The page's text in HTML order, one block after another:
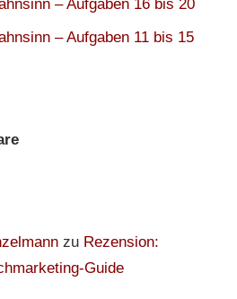
– Aufgaben 16 bis 20
– Aufgaben 11 bis 15
zu Rezension:
Guide